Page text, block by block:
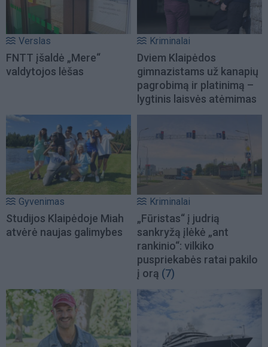
Verslas
FNTT įšaldė „Mere“
valdytojos lėšas
Kriminalai
Dviem Klaipėdos
gimnazistams už kanapių
pagrobimą ir platinimą –
lygtinis laisvės atėmimas
Gyvenimas
Studijos Klaipėdoje Miah
atvėrė naujas galimybes
Kriminalai
„Fūristas“ į judrią
sankryžą įlėkė „ant
rankinio“: vilkiko
puspriekabės ratai pakilo
į orą (7)